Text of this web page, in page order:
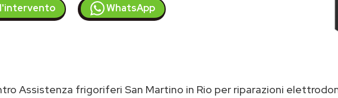
WhatsApp
Assistenza frigoriferi San Martino in Rio per riparazioni